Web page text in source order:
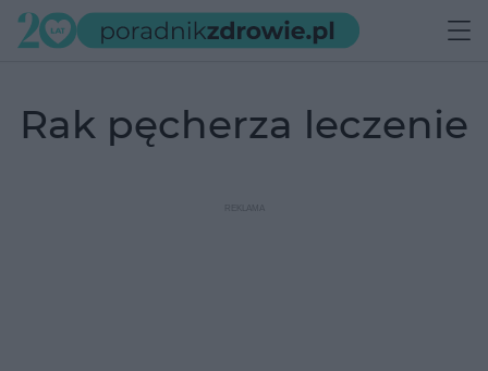
rak pęcherza leczenie